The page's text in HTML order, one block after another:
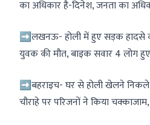
का अधिकार है-दिनेश, जनता का
➡लखनऊ- होली में हुए सड़क हादसे
युवक की मौत, बाइक सवार 4 लोग
➡बहराइच- घर से होली खेलने निकले
चौराहे पर परिजनों ने किया